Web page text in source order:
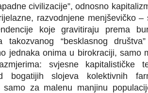
civilizacije”, odnosno
razvodnjene menjševičko –
koje gravitiraju prema
takozvanog “besklasnog
jednaka onima u birokraciji, samo
svjesne kapitalističke
bogatijih slojeva kolektivnih
samo za malenu manjinu